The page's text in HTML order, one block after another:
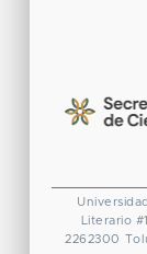
Literario
2262300